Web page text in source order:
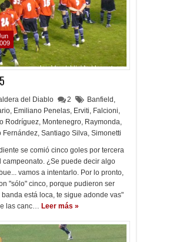
del Diablo 2 Banfield ,
, Emiliano Penelas, Erviti, Falcioni,
Rodríguez, Montenegro, Raymonda,
Fernández, Santiago Silva, Simonetti
se comió cinco goles por tercera
campeonato. ¿Se puede decir algo
vamos a intentarlo. Por lo pronto,
"sólo" cinco, porque pudieron ser
banda está loca, te sigue adonde vas"
las canc… Leer más »